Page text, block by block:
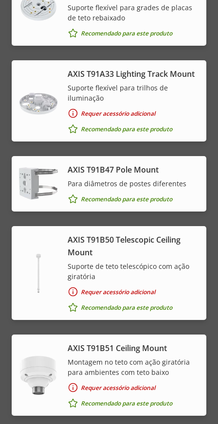
Suporte flexível para grades de placas
de teto rebaixado
Recomendado para este produto
AXIS T91A33 Lighting Track Mount
Suporte flexível para trilhos de
iluminação
Requer acessório adicional
Recomendado para este produto
AXIS T91B47 Pole Mount
Para diâmetros de postes diferentes
Recomendado para este produto
AXIS T91B50 Telescopic Ceiling
Mount
Suporte de teto telescópico com ação
giratória
Requer acessório adicional
Recomendado para este produto
AXIS T91B51 Ceiling Mount
Montagem no teto com ação giratória
para ambientes com teto baixo
Requer acessório adicional
Recomendado para este produto